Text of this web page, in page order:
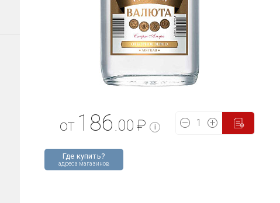
Где купить?
адреса магазинов
от 186.00 ₽ i